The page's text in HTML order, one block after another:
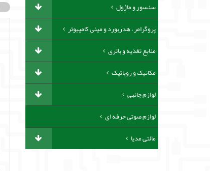
سنسور و ماژول
پروگرامر ، هدربورد و مینی کامپیوتر
منابع تغذیه و باتری
مکانیک و روباتیک
لوازم جانبی
لوازم صوتی حرفه ای
مالتی مدیا